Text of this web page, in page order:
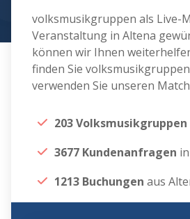
volksmusikgruppen als Live-
Veranstaltung in Altena
können wir Ihnen
finden Sie
verwenden Sie unseren
203 Volksmusikgruppen
3677 Kundenanfragen
1213 Buchungen aus